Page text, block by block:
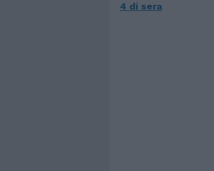
4 di sera